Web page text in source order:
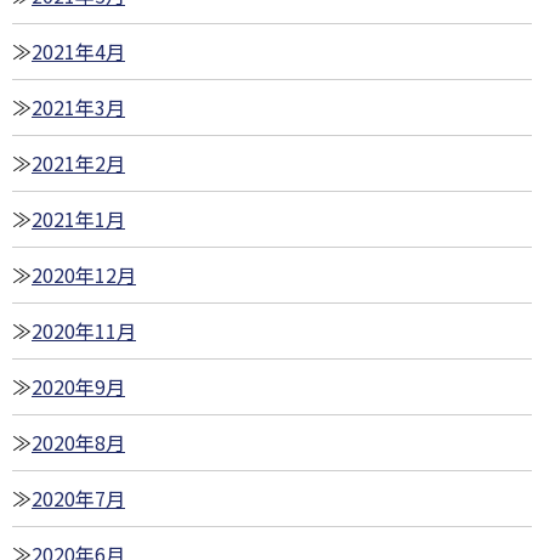
2021年4月
2021年3月
2021年2月
2021年1月
2020年12月
2020年11月
2020年9月
2020年8月
2020年7月